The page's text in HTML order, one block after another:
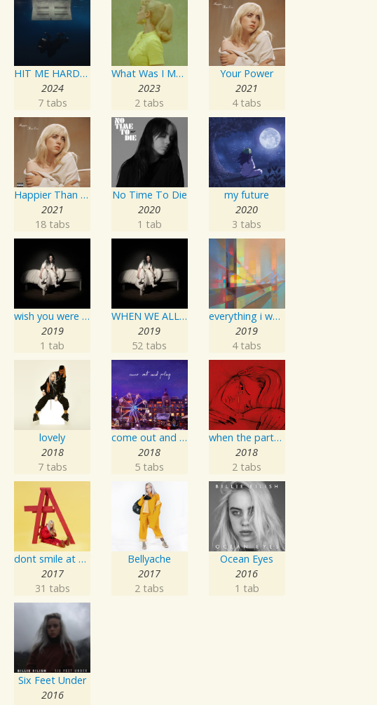
HIT ME HARD AND SOFT
2024
7 tabs
What Was I Made For? [From The Motion Picture "Barbie"]
2023
2 tabs
Your Power
2021
4 tabs
Happier Than Ever
2021
18 tabs
No Time To Die
2020
1 tab
my future
2020
3 tabs
wish you were gay
2019
1 tab
WHEN WE ALL FALL ASLEEP, WHERE DO WE GO?
2019
52 tabs
everything i wanted
2019
4 tabs
lovely
2018
7 tabs
come out and play
2018
5 tabs
when the party's over
2018
2 tabs
dont smile at me
2017
31 tabs
Bellyache
2017
2 tabs
Ocean Eyes
2016
1 tab
Six Feet Under
2016